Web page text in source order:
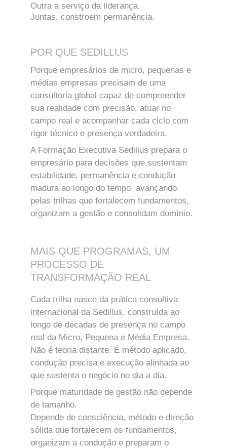
Outra a serviço da liderança.
Juntas, constroem permanência.
Porque empresários de micro, pequenas e
médias empresas precisam de uma
consultoria global capaz de compreender
sua realidade com precisão, atuar no
campo real e acompanhar cada ciclo com
rigor técnico e presença verdadeira.
A Formação Executiva Sedillus prepara o
empresário para decisões que sustentam
estabilidade, permanência e condução
madura ao longo do tempo, avançando
pelas trilhas que fortalecem fundamentos,
organizam a gestão e consolidam domínio.
POR QUE SEDILLUS
MAIS QUE PROGRAMAS, UM
PROCESSO DE
TRANSFORMAÇÃO REAL
Cada trilha nasce da prática consultiva
internacional da Sedillus, construída ao
longo de décadas de presença no campo
real da Micro, Pequena e Média Empresa.
Não é teoria distante. É método aplicado,
condução precisa e execução alinhada ao
que sustenta o negócio no dia a dia.
Porque maturidade de gestão não depende
de tamanho.
Depende de consciência, método e direção
sólida que fortalecem os fundamentos,
organizam a condução e preparam o